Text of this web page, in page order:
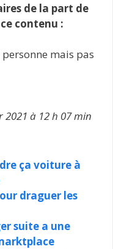
de la part de
contenu :
mais pas
2021 à 12 h 07 min
ça voiture à
draguer les
suite a une